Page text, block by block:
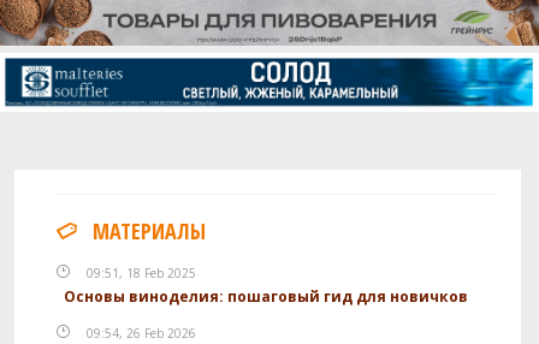
МАТЕРИАЛЫ
09:51, 18 Feb 2025
Основы виноделия: пошаговый гид для новичков
09:54, 26 Feb 2026